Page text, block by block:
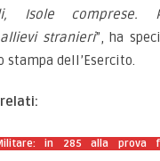
Isole comprese.
stranieri”, ha
stampa dell’Esercito.
in 285 alla prova